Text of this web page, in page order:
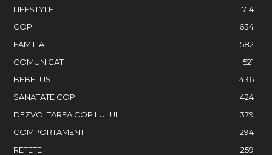
LIFESTYLE
714
COPII
634
FAMILIA
582
COMUNICAT
521
BEBELUSI
436
SANATATE COPII
424
DEZVOLTAREA COPILULUI
379
COMPORTAMENT
294
RETETE
259